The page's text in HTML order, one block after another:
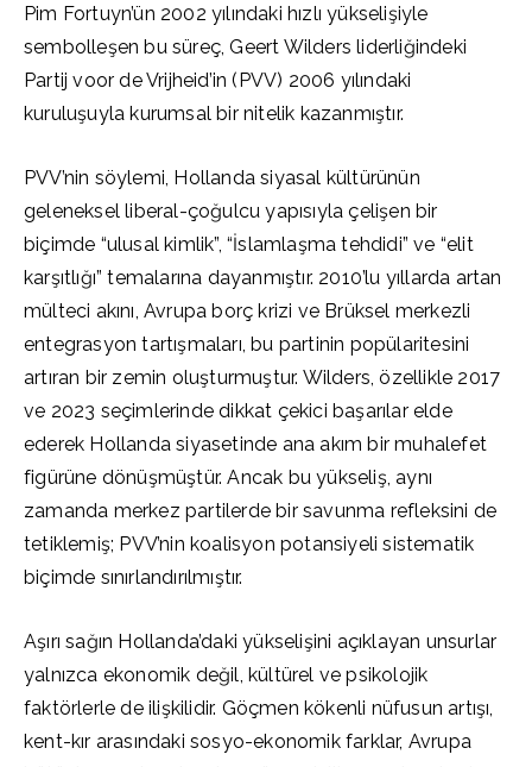
Pim Fortuyn’ün 2002 yılındaki hızlı yükselişiyle
sembolleşen bu süreç, Geert Wilders liderliğindeki
Partij voor de Vrijheid’in (PVV) 2006 yılındaki
kuruluşuyla kurumsal bir nitelik kazanmıştır.
PVV’nin söylemi, Hollanda siyasal kültürünün
geleneksel liberal-çoğulcu yapısıyla çelişen bir
biçimde “ulusal kimlik”, “İslamlaşma tehdidi” ve “elit
karşıtlığı” temalarına dayanmıştır. 2010’lu yıllarda artan
mülteci akını, Avrupa borç krizi ve Brüksel merkezli
entegrasyon tartışmaları, bu partinin popülaritesini
artıran bir zemin oluşturmuştur. Wilders, özellikle 2017
ve 2023 seçimlerinde dikkat çekici başarılar elde
ederek Hollanda siyasetinde ana akım bir muhalefet
figürüne dönüşmüştür. Ancak bu yükseliş, aynı
zamanda merkez partilerde bir savunma refleksini de
tetiklemiş; PVV’nin koalisyon potansiyeli sistematik
biçimde sınırlandırılmıştır.
Aşırı sağın Hollanda’daki yükselişini açıklayan unsurlar
yalnızca ekonomik değil, kültürel ve psikolojik
faktörlerle de ilişkilidir. Göçmen kökenli nüfusun artışı,
kent-kır arasındaki sosyo-ekonomik farklar, Avrupa